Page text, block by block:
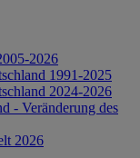
2026
1991-2025
2024-2026
- Veränderung des
2026